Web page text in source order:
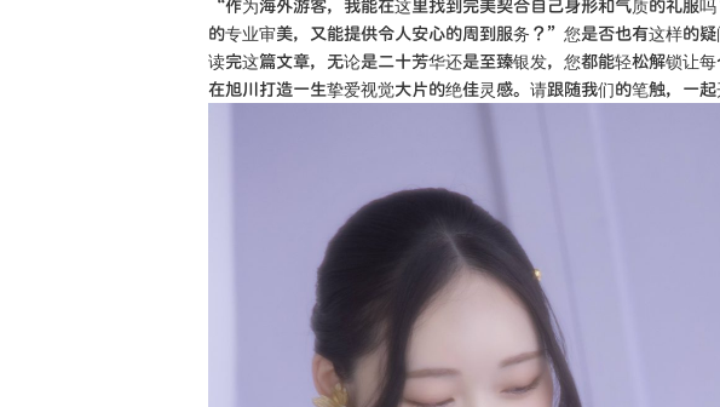
“作为海外游客，我能在这里找到完美契合自己身形和气质的礼服
的专业审美，又能提供令人安心的周到服务？”您是否也有这样的疑
读完这篇文章，无论是二十芳华还是至臻银发，您都能轻松解锁让
在旭川打造一生挚爱视觉大片的绝佳灵感。请跟随我们的笔触，一